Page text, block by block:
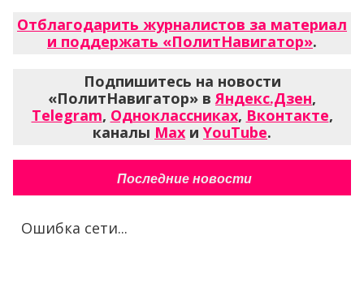
Отблагодарить журналистов за материал
и поддержать «ПолитНавигатор».
Подпишитесь на новости
«ПолитНавигатор» вЯндекс.Дзен,
Telegram, Одноклассниках, Вконтакте,
каналы Max и YouTube.
Последние новости
Ошибка сети...